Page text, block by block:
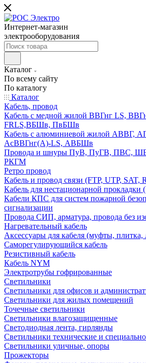
Интернет-магазин
электрооборудования
Каталог
По всему сайту
По каталогу
Каталог
Кабель, провод
Кабель с медной жилой ВВГнг LS,
FRLS,ВБШв, ПвБШв
Кабель с алюминиевой жилой АВВГ,
АсВВГнг(А)-LS, АВБШв
Провода и шнуры ПуВ, ПуГВ, ПВС,
РКГМ
Ретро провод
Кабель и провод связи (FTP, UTP, SAT,
Кабель для нестационарной прокладки
Кабели КПС для систем пожарной
сигнализации
Провода СИП, арматура, провода без
Нагревательный кабель
Аксессуары для кабеля (муфты, плитка,
Саморегулирующийся кабель
Резистивный кабель
Кабель NYM
Электротрубы гофрированные
Светильники
Светильники для офисов и
Светильники для жилых помещений
Точечные светильники
Светильники влагозащищенные
Светодиодная лента, гирлянды
Светильники технические и
Светильники уличные, опоры
Прожекторы